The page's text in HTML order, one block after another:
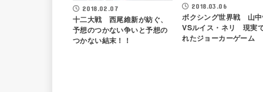
2018.02.07
十二大戦 西尾維新が紡ぐ、
予想のつかない争いと予想の
つかない結末！！
2018.03.06
ボクシング世界戦 山
VSルイス・ネリ 現実
れたジョーカーゲーム